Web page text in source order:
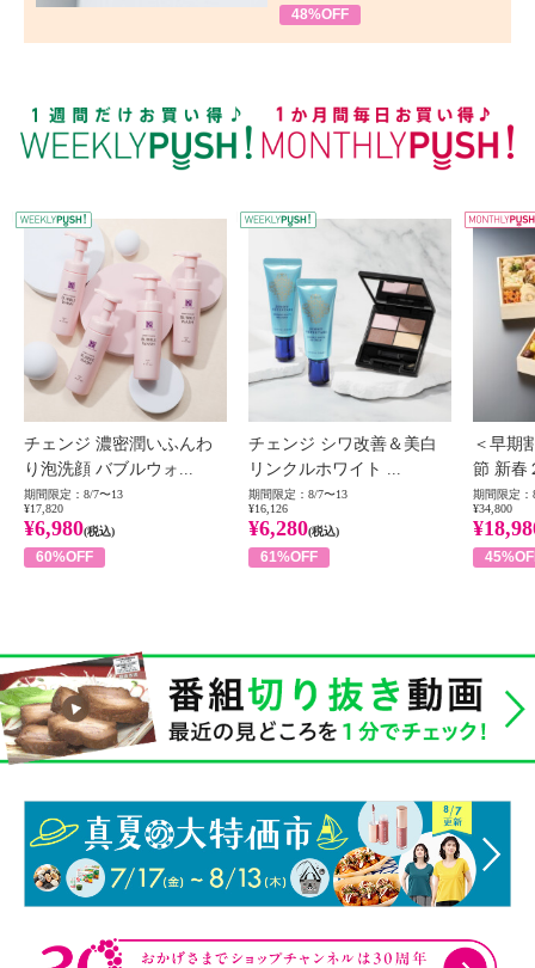
48%OFF
WEEKLY PUSH
チェンジ 濃密潤いふんわ
り泡洗顔 バブルウォ...
期間限定：8/7〜13
¥17,820
¥6,980(税込)
60%OFF
チェンジ シワ改善＆美白
リンクルホワイト ...
期間限定：8/7〜13
¥16,126
¥6,280(税込)
61%OFF
＜早期
節 新春
期間限定：
¥34,800